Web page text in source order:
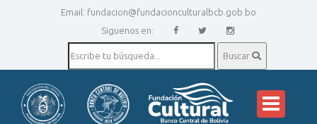
Email: fundacion@fundacionculturalbcb.gob.bo
Siguenos en:
Buscar